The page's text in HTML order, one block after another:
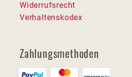
Widerrufsrecht
Verhaltenskodex
Zahlungsmethoden